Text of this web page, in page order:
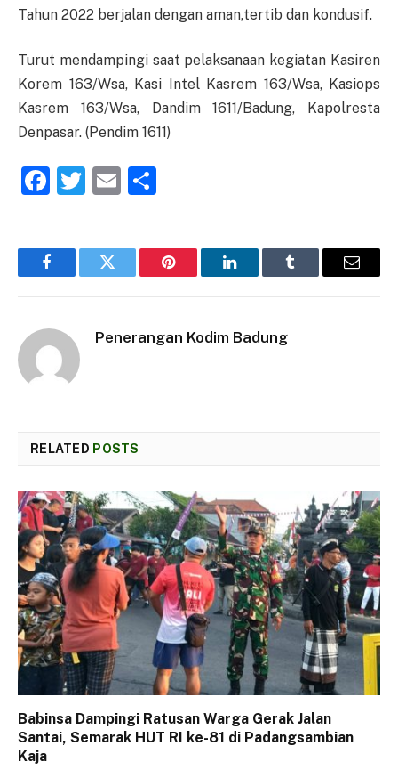
Tahun 2022 berjalan dengan aman,tertib dan kondusif.
Turut mendampingi saat pelaksanaan kegiatan Kasiren
Korem 163/Wsa, Kasi Intel Kasrem 163/Wsa, Kasiops
Kasrem 163/Wsa, Dandim 1611/Badung, Kapolresta
Denpasar. (Pendim 1611)
Facebook
Twitter
Email
FacebookTwitter Pinterest LinkedInTumblr Email
Penerangan Kodim Badung
RELATED POSTS
Babinsa Dampingi Ratusan Warga Gerak Jalan
Santai, Semarak HUT RI ke-81 di Padangsambian
Kaja